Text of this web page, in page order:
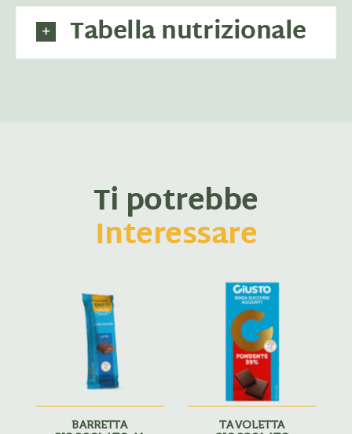
Tabella nutrizionale
Ti potrebbe
Interessare
BARRETTA
TAVOLETTA